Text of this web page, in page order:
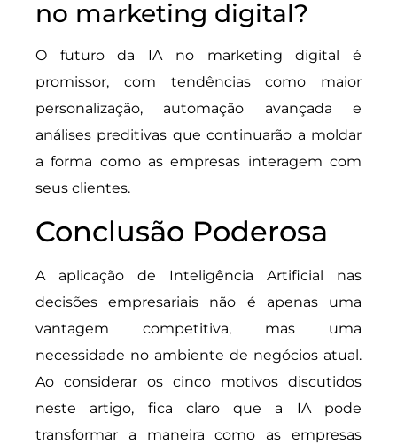
no marketing digital?
O futuro da IA no marketing digital é
promissor, com tendências como maior
personalização, automação avançada e
análises preditivas que continuarão a moldar
a forma como as empresas interagem com
seus clientes.
Conclusão Poderosa
A aplicação de Inteligência Artificial nas
decisões empresariais não é apenas uma
vantagem competitiva, mas uma
necessidade no ambiente de negócios atual.
Ao considerar os cinco motivos discutidos
neste artigo, fica claro que a IA pode
transformar a maneira como as empresas